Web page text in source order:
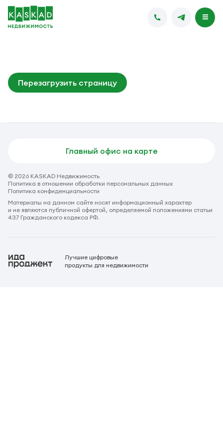
Перезагрузить страницу
Главный офис на карте
© 2026 KASKAD Недвижимость
Политика в отношении обработки персональных данных
Политика конфиденциальности
Материалы на данном сайте носят информационный характер
и не являются публичной офертой, определяемой положениями статьи
437 Гражданского кодекса РФ.
Лучшие цифровые
продукты для недвижимости